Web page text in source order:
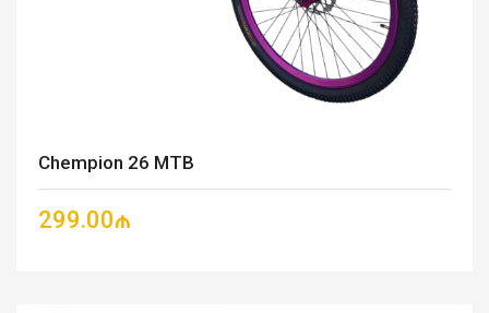
Chempion 26 MTB
299.00₼